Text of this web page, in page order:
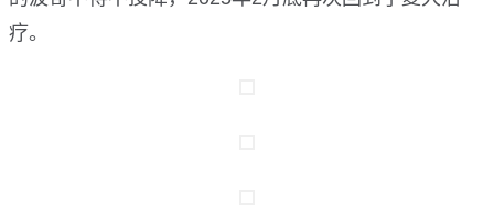
疗。